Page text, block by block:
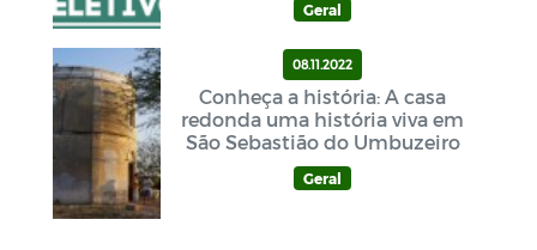
Geral
08.11.2022
Conheça a história: A casa
redonda uma história viva em
São Sebastião do Umbuzeiro
Geral